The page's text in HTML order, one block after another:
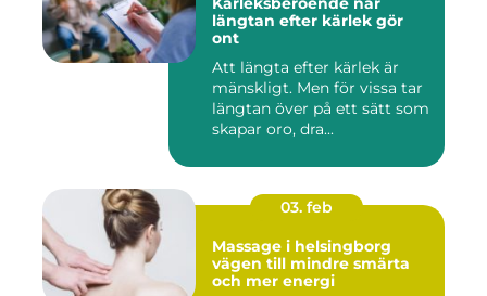
längtan efter kärlek gör
ont
Att längta efter kärlek är
mänskligt. Men för vissa tar
längtan över på ett sätt som
skapar oro, dra...
03. feb
Massage i helsingborg
vägen till mindre smärta
och mer energi